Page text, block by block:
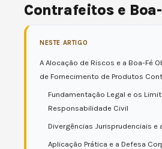
Contrafeitos e Boa-
NESTE ARTIGO
A Alocação de Riscos e a Boa-Fé
de Fornecimento de Produtos
Fundamentação Legal e os
Responsabilidade Civil
Divergências Jurisprudenciais e
Aplicação Prática e a Defesa